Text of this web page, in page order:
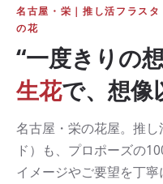
名古屋・栄｜推し活フラス
の花
“一度きりの想
生花で、想像
名古屋・栄の花屋。推
ド）も、プロポーズの
イメージやご要望を丁